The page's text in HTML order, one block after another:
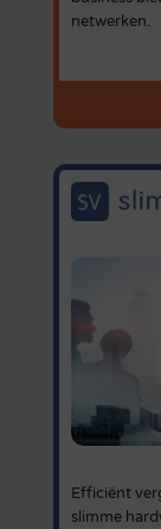
netwerken.
Efficiënt
slimme